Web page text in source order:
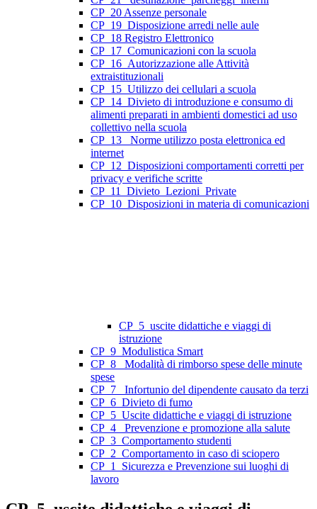
CP_20 Assenze personale
CP_19_Disposizione arredi nelle aule
CP_18 Registro Elettronico
CP_17_Comunicazioni con la scuola
CP_16_Autorizzazione alle Attività
extraistituzionali
CP_15_Utilizzo dei cellulari a scuola
CP_14_Divieto di introduzione e consumo di
alimenti preparati in ambienti domestici ad uso
collettivo nella scuola
CP_13_ Norme utilizzo posta elettronica ed
internet
CP_12_Disposizioni comportamenti corretti per
privacy e verifiche scritte
CP_11_Divieto_Lezioni_Private
CP_10_Disposizioni in materia di comunicazioni
CP_5_uscite didattiche e viaggi di
istruzione
CP_9_Modulistica Smart
CP_8_ Modalità di rimborso spese delle minute
spese
CP_7_ Infortunio del dipendente causato da terzi
CP_6_Divieto di fumo
CP_5_Uscite didattiche e viaggi di istruzione
CP_4_ Prevenzione e promozione alla salute
CP_3_Comportamento studenti
CP_2_Comportamento in caso di sciopero
CP_1_Sicurezza e Prevenzione sui luoghi di
lavoro